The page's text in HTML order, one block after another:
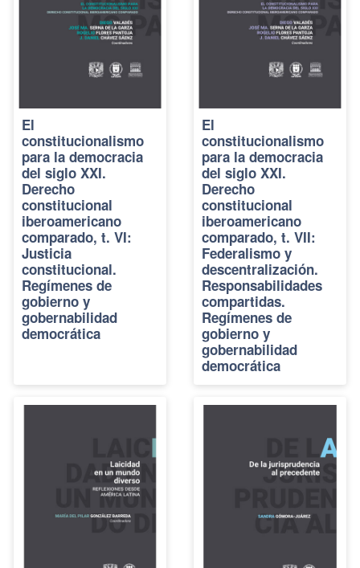
El
constitucionalismo
para la democracia
del siglo XXI.
Derecho
constitucional
iberoamericano
comparado, t. VI:
Justicia
constitucional.
Regímenes de
gobierno y
gobernabilidad
democrática
El
constitucionalismo
para la democracia
del siglo XXI.
Derecho
constitucional
iberoamericano
comparado, t. VII:
Federalismo y
descentralización.
Responsabilidades
compartidas.
Regímenes de
gobierno y
gobernabilidad
democrática